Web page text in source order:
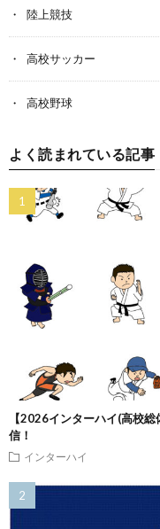
陸上競技
高校サッカー
高校野球
よく読まれている記事
【2026インターハイ(高校
信！
インターハイ